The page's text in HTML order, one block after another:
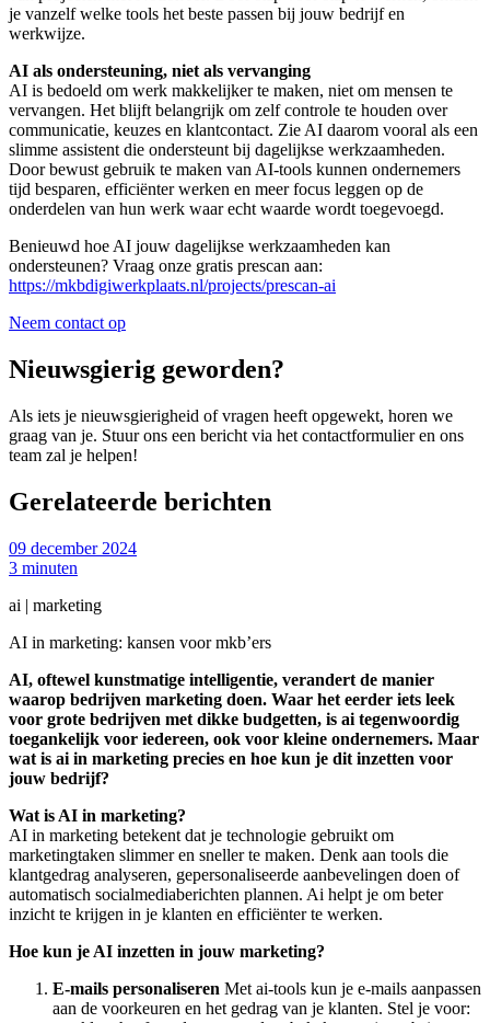
je vanzelf welke tools het beste passen bij jouw bedrijf en
werkwijze.
AI als ondersteuning, niet als vervanging
AI is bedoeld om werk makkelijker te maken, niet om mensen te
vervangen. Het blijft belangrijk om zelf controle te houden over
communicatie, keuzes en klantcontact. Zie AI daarom vooral als een
slimme assistent die ondersteunt bij dagelijkse werkzaamheden.
Door bewust gebruik te maken van AI-tools kunnen ondernemers
tijd besparen, efficiënter werken en meer focus leggen op de
onderdelen van hun werk waar echt waarde wordt toegevoegd.
Benieuwd hoe AI jouw dagelijkse werkzaamheden kan
ondersteunen? Vraag onze gratis prescan aan:
https://mkbdigiwerkplaats.nl/projects/prescan-ai
Neem contact op
Nieuwsgierig geworden?
Als iets je nieuwsgierigheid of vragen heeft opgewekt, horen we
graag van je. Stuur ons een bericht via het contactformulier en ons
team zal je helpen!
Gerelateerde berichten
09 december 2024
3 minuten
ai | marketing
AI in marketing: kansen voor mkb’ers
AI, oftewel kunstmatige intelligentie, verandert de manier
waarop bedrijven marketing doen. Waar het eerder iets leek
voor grote bedrijven met dikke budgetten, is ai tegenwoordig
toegankelijk voor iedereen, ook voor kleine ondernemers. Maar
wat is ai in marketing precies en hoe kun je dit inzetten voor
jouw bedrijf?
Wat is AI in marketing?
AI in marketing betekent dat je technologie gebruikt om
marketingtaken slimmer en sneller te maken. Denk aan tools die
klantgedrag analyseren, gepersonaliseerde aanbevelingen doen of
automatisch socialmediaberichten plannen. Ai helpt je om beter
inzicht te krijgen in je klanten en efficiënter te werken.
Hoe kun je AI inzetten in jouw marketing?
E-mails personaliseren Met ai-tools kun je e-mails aanpassen
aan de voorkeuren en het gedrag van je klanten. Stel je voor: